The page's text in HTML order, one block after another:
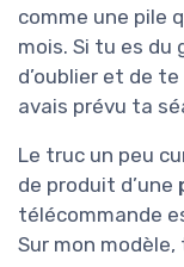
comme une pile
mois. Si tu es du
d’oublier et de
avais prévu ta
Le truc un peu
de produit d’une
télécommande
Sur mon